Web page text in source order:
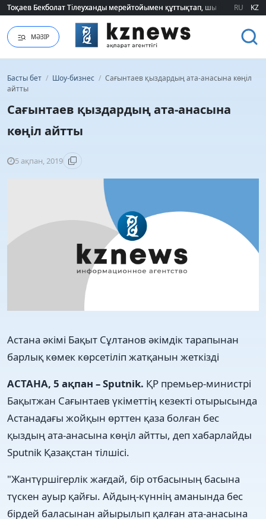
Тоқаев Бекболат Тілеуханды мерейтойымен құттықтап, шығармашылық
Тоқаев Бекболат Тілеуханды мерейтойымен құттықтап, шығармашылық
RU KZ
МӘЗІР
Басты бет / Шоу-бизнес / Сағынтаев қыздардың ата-анасына көңіл
айтты
Сағынтаев қыздардың ата-анасына
көңіл айтты
5 ақпан, 2019
Астана әкімі Бақыт Сұлтанов әкімдік тарапынан
барлық көмек көрсетіліп жатқанын жеткізді
АСТАНА, 5 ақпан – Sputnik. ҚР премьер-министрі
Бақытжан Сағынтаев үкіметтің кезекті отырысында
Астанадағы жойқын өрттен қаза болған бес
қыздың ата-анасына көңіл айтты, деп хабарлайды
Sputnik Қазақстан тілшісі.
"Жантүршігерлік жағдай, бір отбасының басына
түскен ауыр қайғы. Айдың-күннің аманында бес
бірдей баласынан айырылып қалған ата-анасына